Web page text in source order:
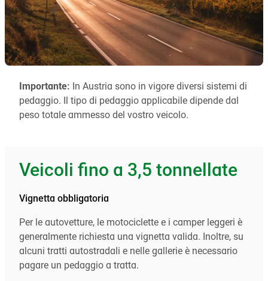
Importante: In Austria sono in vigore diversi sistemi di
pedaggio. Il tipo di pedaggio applicabile dipende dal
peso totale ammesso del vostro veicolo.
Veicoli fino a 3,5 tonnellate
Vignetta obbligatoria
Per le autovetture, le motociclette e i camper leggeri è
generalmente richiesta una vignetta valida. Inoltre, su
alcuni tratti autostradali e nelle gallerie è necessario
pagare un pedaggio a tratta.